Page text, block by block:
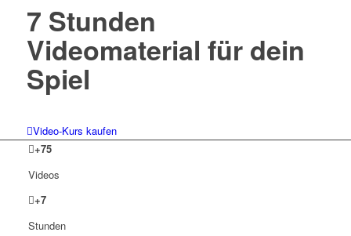
7 Stunden
Videomaterial für dein
Spiel
Video-Kurs kaufen
+75
Videos
+7
Stunden